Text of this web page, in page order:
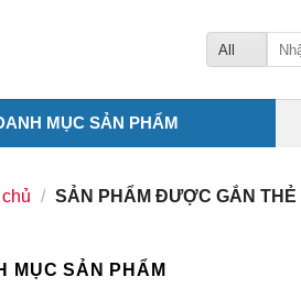
Tìm
kiếm:
MỤC SẢN PHẨM
/ SẢN PHẨM ĐƯỢC GẮN THẺ
MỤC SẢN PHẨM